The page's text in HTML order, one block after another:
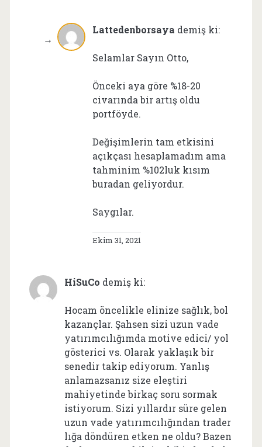
Lattedenborsaya demiş ki:
Selamlar Sayın Otto,
Önceki aya göre %18-20
civarında bir artış oldu
portföyde.
Değişimlerin tam etkisini
açıkçası hesaplamadım ama
tahminim %102luk kısım
buradan geliyordur.
Saygılar.
Ekim 31, 2021
HiSuCo demiş ki:
Hocam öncelikle elinize sağlık, bol
kazançlar. Şahsen sizi uzun vade
yatırımcılığımda motive edici/ yol
gösterici vs. Olarak yaklaşık bir
senedir takip ediyorum. Yanlış
anlamazsanız size eleştiri
mahiyetinde birkaç soru sormak
istiyorum. Sizi yıllardır süre gelen
uzun vade yatırımcılığından trader
lığa döndüren etken ne oldu? Bazen